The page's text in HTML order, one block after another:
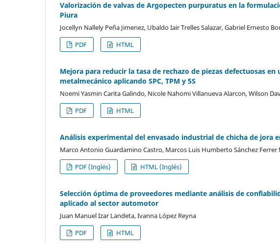
Valorización de valvas de Argopecten purpuratus en la
Piura
Jocellyn Nallely Peña Jimenez, Ubaldo Iair Trelles Salazar, Gabriel Ernesto
PDF
HTML
Mejora para reducir la tasa de rechazo de piezas defectuosas
metalmecánico aplicando SPC, TPM y 5S
Noemi Yasmin Carita Galindo, Nicole Nahomi Villanueva Alarcon, Wilson
PDF
HTML
Análisis experimental del envasado industrial de chicha de jora
Marco Antonio Guardamino Castro, Marcos Luis Humberto Sánchez
PDF (Inglés)
HTML (Inglés)
Selección óptima de proveedores mediante análisis de
aplicado al sector automotor
Juan Manuel Izar Landeta, Ivanna López Reyna
PDF
HTML